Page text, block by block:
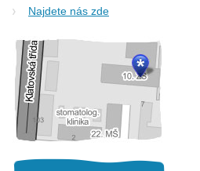
Najdete nás zde